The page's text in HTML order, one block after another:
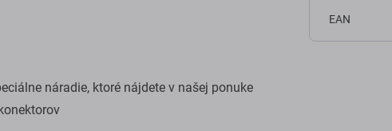
náradie, ktoré nájdete v našej ponuke
EAN